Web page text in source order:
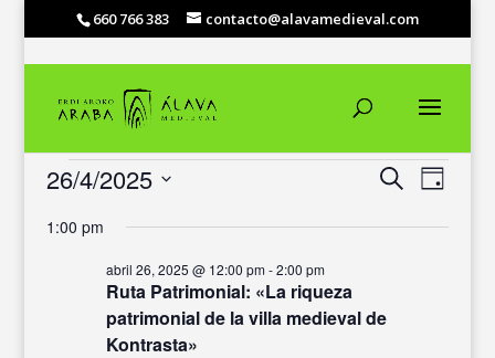
660 766 383 contacto@alavamedieval.com
EVENTOS
ABRIL
DE
BÚSQUEDA
EVENTOS
Buscar
DE
DE
Día
26/4/2025
la
1:00 pm
Ruta Patrimonial: «La riqueza
patrimonial de la villa medieval de
Kontrasta»
abril 26, 2025 @ 12:00 pm-2:00 pm